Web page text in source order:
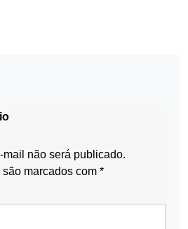
não será publicado.
marcados com *